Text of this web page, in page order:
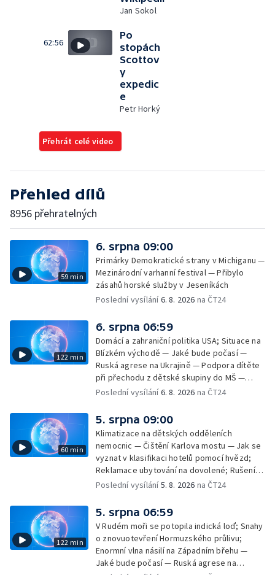
Jan Sokol
62:56
Po
stopách
Scottov
y
expedic
e
Petr Horký
Přehrát celé video
Přehled dílů
8956 přehratelných
59 min
6. srpna 09:00
Primárky Demokratické strany v Michiganu —
Mezinárodní varhanní festival — Přibylo
zásahů horské služby v Jeseníkách
Poslední vysílání6. 8. 2026 na ČT24
122 min
6. srpna 06:59
Domácí a zahraniční politika USA; Situace na
Blízkém východě — Jaké bude počasí —
Ruská agrese na Ukrajině — Podpora dítěte
při přechodu z dětské skupiny do MŠ —
Filmové premiéry týdne — Dvě deci tuše v
rakovinu prsu
Poslední vysílání6. 8. 2026 na ČT24
60 min
5. srpna 09:00
Klimatizace na dětských odděleních
nemocnic — Čištění Karlova mostu — Jak se
vyznat v klasifikaci hotelů pomocí hvězd;
Reklamace ubytování na dovolené; Rušení
dovolené kvůli přírodním živlům; Práva
na dovolené v zahraničí; Platby a výběry na
dovolené v zahraničí — Těžba léčivé rašeliny
u Malé Morávky
Poslední vysílání5. 8. 2026 na ČT24
122 min
5. srpna 06:59
V Rudém moři se potopila indická loď; Snahy
o znovuotevření Hormuzského průlivu;
Enormní vlna násilí na Západním břehu —
Jaké bude počasí — Ruská agrese na